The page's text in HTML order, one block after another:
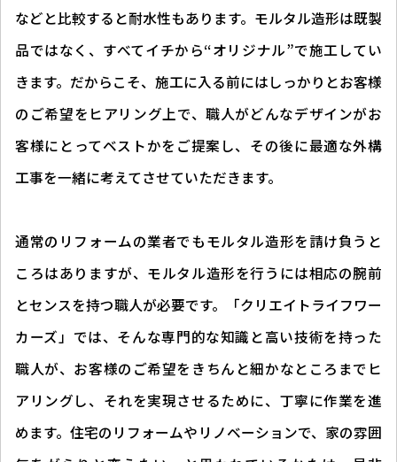
などと比較すると耐水性もあります。モルタル造形は既製
品ではなく、すべてイチから“オリジナル”で施工してい
きます。だからこそ、施工に入る前にはしっかりとお客様
のご希望をヒアリング上で、職人がどんなデザインがお
客様にとってベストかをご提案し、その後に最適な外構
工事を一緒に考えてさせていただきます。
通常のリフォームの業者でもモルタル造形を請け負うと
ころはありますが、モルタル造形を行うには相応の腕前
とセンスを持つ職人が必要です。「クリエイトライフワー
カーズ」では、そんな専門的な知識と高い技術を持った
職人が、お客様のご希望をきちんと細かなところまでヒ
アリングし、それを実現させるために、丁寧に作業を進
めます。住宅のリフォームやリノベーションで、家の雰囲